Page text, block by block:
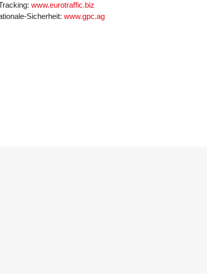
www.eurotraffic.biz
Sicherheit: www.gpc.ag